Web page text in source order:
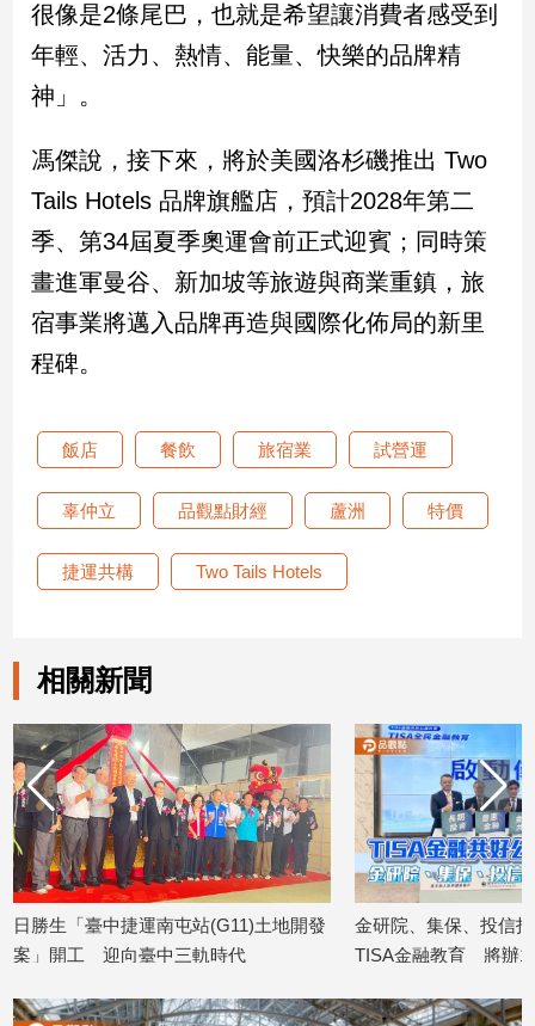
很像是2條尾巴，也就是希望讓消費者感受到
年輕、活力、熱情、能量、快樂的品牌精
神」。
馮傑說，接下來，將於美國洛杉磯推出 Two
Tails Hotels 品牌旗艦店，預計2028年第二
季、第34屆夏季奧運會前正式迎賓；同時策
畫進軍曼谷、新加坡等旅遊與商業重鎮，旅
宿事業將邁入品牌再造與國際化佈局的新里
程碑。
飯店 餐飲 旅宿業 試營運
辜仲立 品觀點財經 蘆洲 特價
捷運共構 Two Tails Hotels
相關新聞
日勝生「臺中捷運南屯站(G11)土地開發
案」開工 迎向臺中三軌時代
金研院、集保、投信
TISA金融教育 將辦